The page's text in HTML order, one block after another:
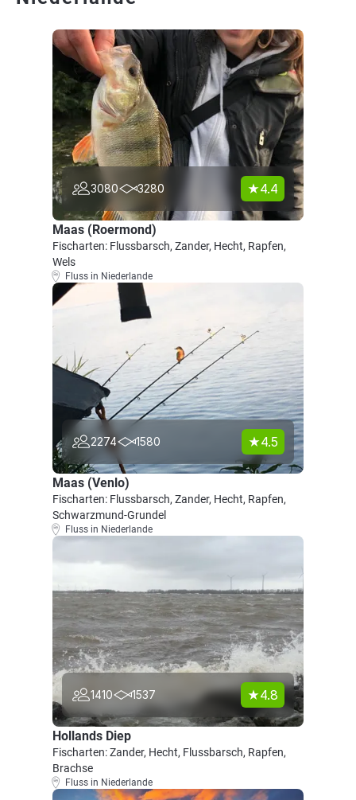
3080 3280 4.4
Maas (Roermond)
Fischarten: Flussbarsch, Zander, Hecht, Rapfen,
Wels
Fluss in Niederlande
2274 1580 4.5
Maas (Venlo)
Fischarten: Flussbarsch, Zander, Hecht, Rapfen,
Schwarzmund-Grundel
Fluss in Niederlande
1410 1537 4.8
Hollands Diep
Fischarten: Zander, Hecht, Flussbarsch, Rapfen,
Brachse
Fluss in Niederlande